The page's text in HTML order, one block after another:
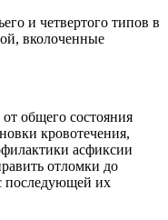
и четвертого типов в
вколоченные
общего состояния
кровотечения,
асфиксии
отломки до
последующей их